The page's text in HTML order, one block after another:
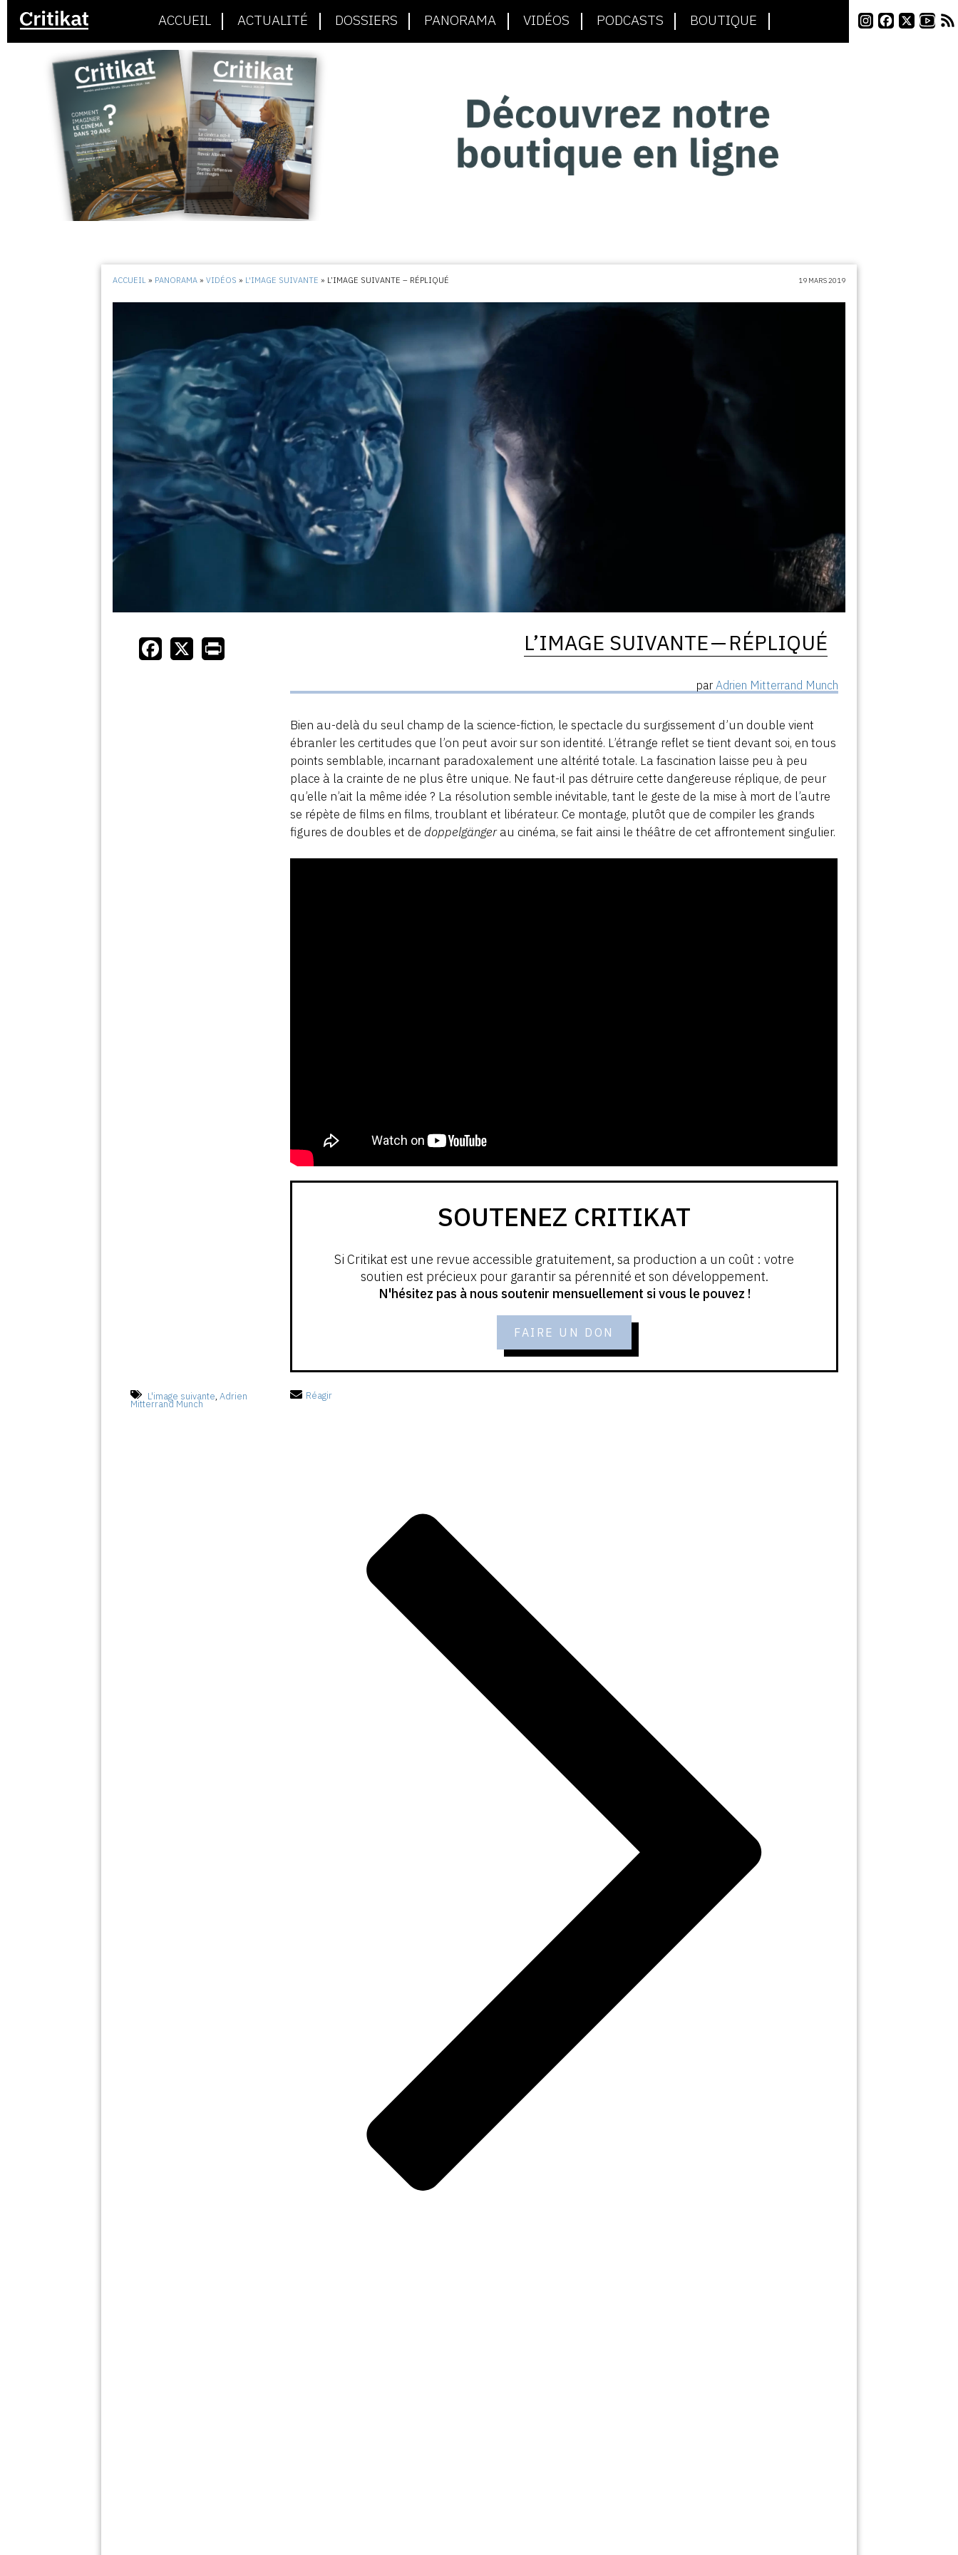
ACCUEIL ACTUALITÉ DOSSIERS PANORAMA VIDÉOS PODCASTS BOUTIQUE
ACCUEIL » PANORAMA »VIDÉOS » L'IMAGE SUIVANTE » L’IMAGE SUIVANTE – RÉPLIQUÉ 19 MARS 2019
L'image suivante,Adrien
Mitterrand Munch
L’IMAGE SUIVANTE — RÉPLIQUÉ
par Adrien Mitterrand Munch
Bien au-delà du seul champ de la science-fiction, le spectacle du surgissement d’un double vient
ébranler les certitudes que l’on peut avoir sur son identité. L’étrange reflet se tient devant soi, en tous
points semblable, incarnant paradoxalement une altérité totale. La fascination laisse peu à peu
place à la crainte de ne plus être unique. Ne faut-il pas détruire cette dangereuse réplique, de peur
qu’elle n’ait la même idée ? La résolution semble inévitable, tant le geste de la mise à mort de l’autre
se répète de films en films, troublant et libérateur. Ce montage, plutôt que de compiler les grands
figures de doubles et de doppelgängerau cinéma, se fait ainsi le théâtre de cet affrontement singulier.
SOUTENEZ CRITIKAT
Si Critikat est une revue accessible gratuitement, sa production a un coût : votre
soutien est précieux pour garantir sa pérennité et son développement.
N'hésitez pas à nous soutenir mensuellement si vous le pouvez !
FAIRE UN DON
Réagir